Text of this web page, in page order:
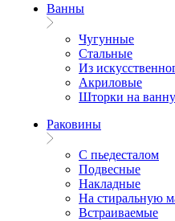
Ванны
Чугунные
Стальные
Из
Акриловые
Шторки на ванну
Раковины
С пьедесталом
Подвесные
Накладные
На стиральную
Встраиваемые